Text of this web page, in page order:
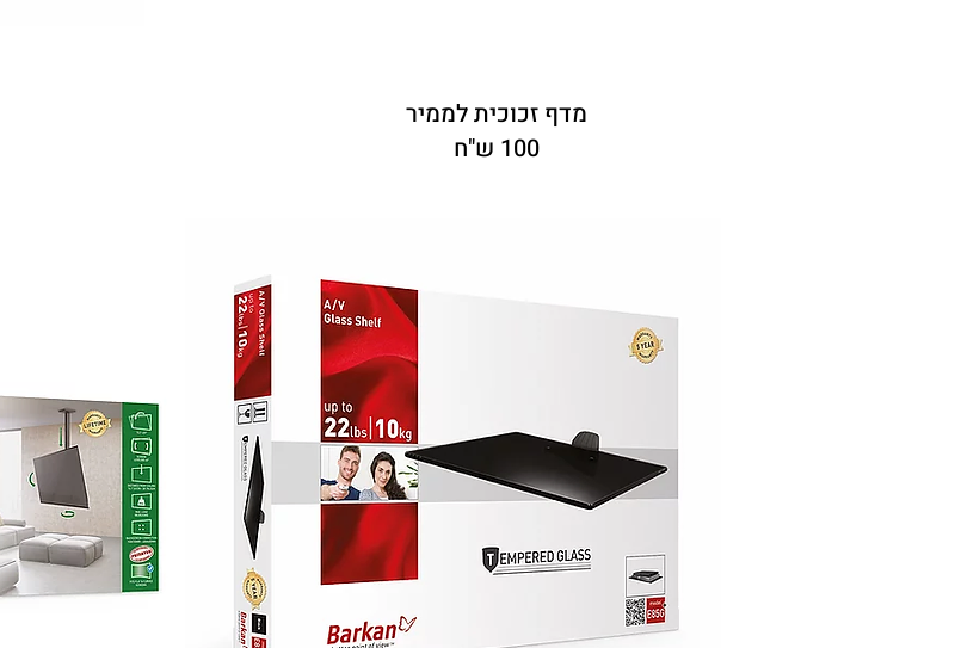
מדף זכוכית לממיר
100 ש"ח